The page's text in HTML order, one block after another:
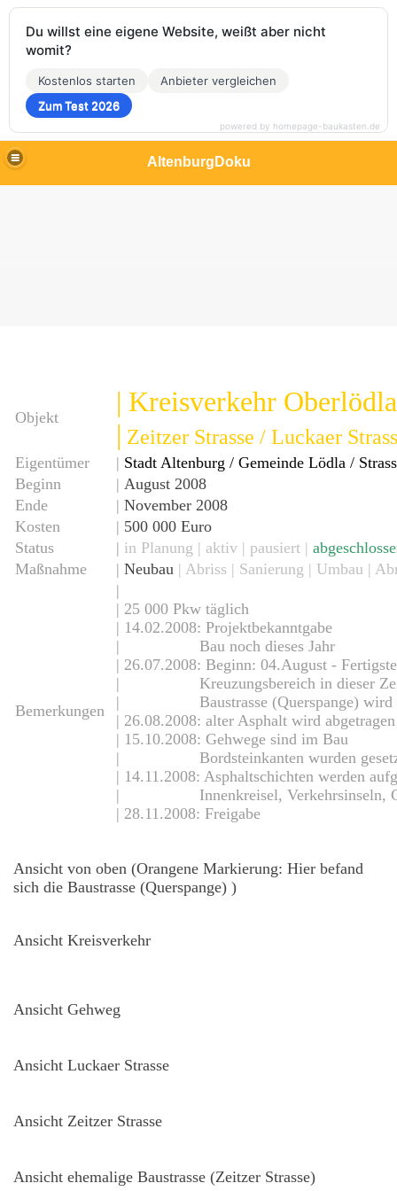
AltenburgDoku
Objekt | Kreisverkehr Oberlödla
| Zeitzer Strasse / Luckaer
Eigentümer | Stadt Altenburg / Gemeinde Lödla /
Beginn
| August 2008
Ende
| November 2008
Kosten
| 500 000 Euro
Status
| in Planung | aktiv | pausiert |
Maßnahme
| Neubau | Abriss | Sanierung | Umbau |
Bemerkungen
|
| 25 000 Pkw täglich
| 14.02.2008: Projektbekanntgabe
| Bau noch dieses Jahr
| 26.07.2008: Beginn: 04.August -
| Kreuzungsbereich in dieser Zeit
| Baustrasse (Querspange) wird
| 26.08.2008: alter Asphalt wird abgetragen
| 15.10.2008: Gehwege sind im Bau
| Bordsteinkanten wurden
| 14.11.2008: Asphaltschichten werden
| Innenkreisel, Verkehrsinseln,
| 28.11.2008: Freigabe
Ansicht von oben (Orangene Markierung: Hier befand
sich die Baustrasse (Querspange) )
Ansicht Kreisverkehr
Ansicht Gehweg
Ansicht Luckaer Strasse
Ansicht Zeitzer Strasse
Ansicht ehemalige Baustrasse (Zeitzer Strasse)
Du willst eine eigene Website, weißt aber nicht
womit?
Kostenlos starten
Anbieter vergleichen
Zum Test 2026
powered by homepage-baukasten.de